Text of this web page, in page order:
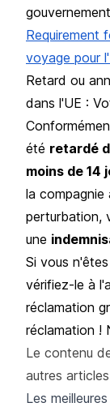
Requirement
voyage pour
Retard ou
dans l'UE :
été retardé
moins de 14
la compagnie
perturbation,
une
Si vous
vérifiez-le à
réclamation
réclamation !
Le contenu
autres
Les